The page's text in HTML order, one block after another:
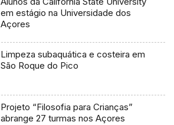
em estágio na Universidade dos
Açores
Limpeza subaquática e costeira em
São Roque do Pico
Projeto “Filosofia para Crianças”
abrange 27 turmas nos Açores